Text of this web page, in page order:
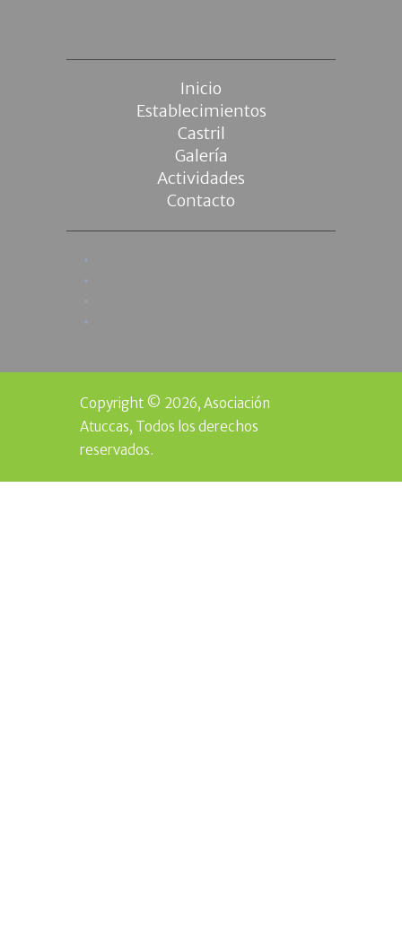
Inicio
Establecimientos
Castril
Galería
Actividades
Contacto
Copyright © 2026, Asociación
Atuccas, Todos los derechos
reservados.